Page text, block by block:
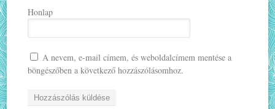
Honlap
A nevem, e-mail címem, és weboldalcímem mentése a
böngészőben a következő hozzászólásomhoz.